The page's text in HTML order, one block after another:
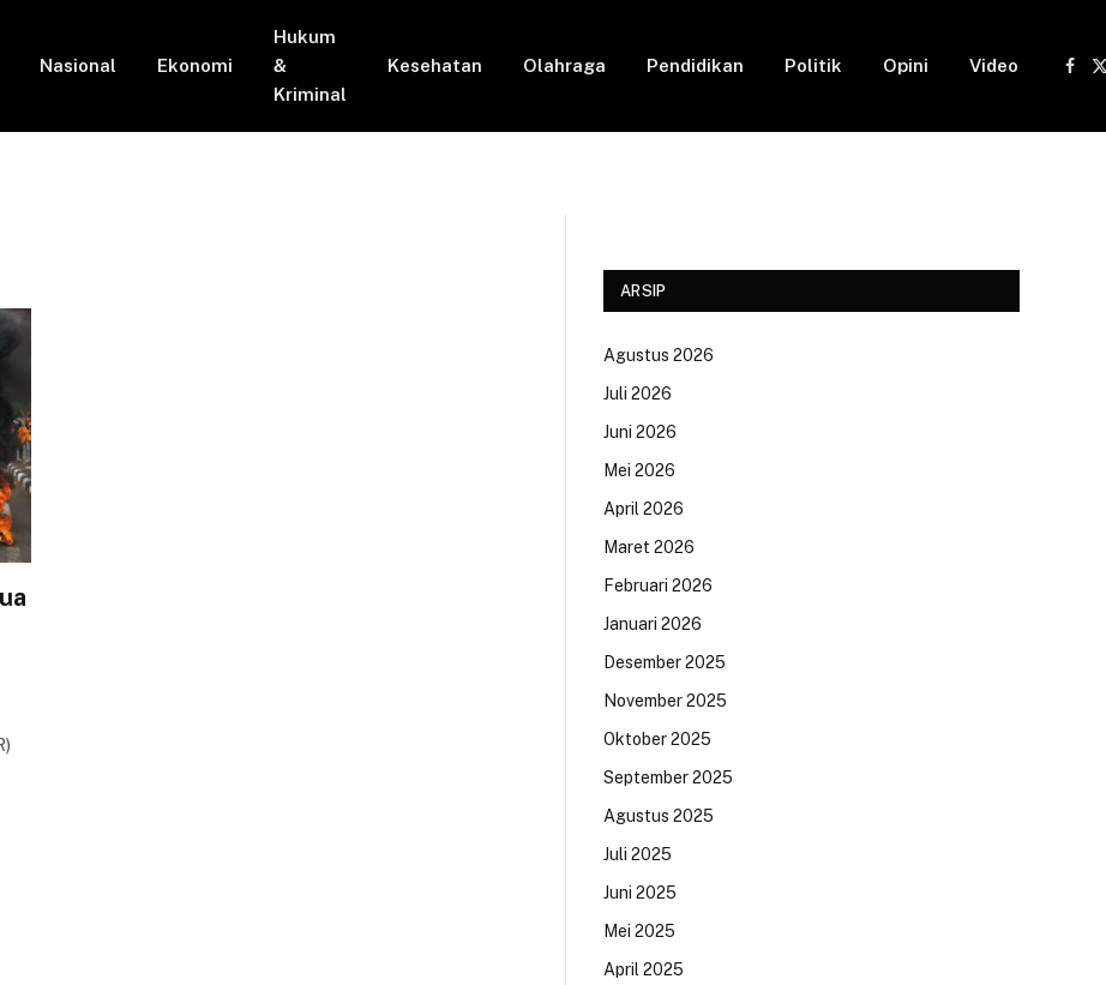
Nasional Ekonomi
Hukum
&
Kriminal
Kesehatan Olahraga Pendidikan Politik Opini Video
ARSIP
Agustus 2026
Juli 2026
Juni 2026
Mei 2026
April 2026
Maret 2026
Februari 2026
Januari 2026
Desember 2025
November 2025
Oktober 2025
September 2025
Agustus 2025
Juli 2025
Juni 2025
Mei 2025
April 2025